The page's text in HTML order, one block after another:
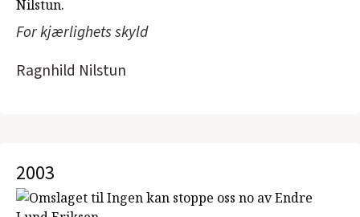
For kjærlighets skyld
Ragnhild Nilstun
2003